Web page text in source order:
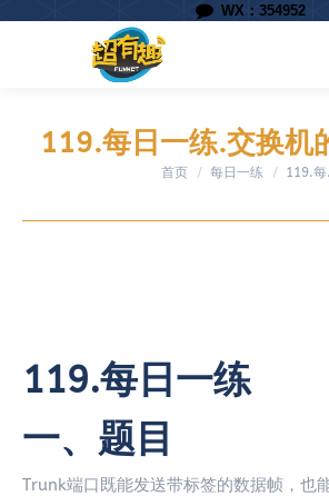
WX：354952
119.每日一练.交换机
您在这里：
首页 每日一练 119.
119.每日一练
一、题目
Trunk端口既能发送带标签的数据帧，也